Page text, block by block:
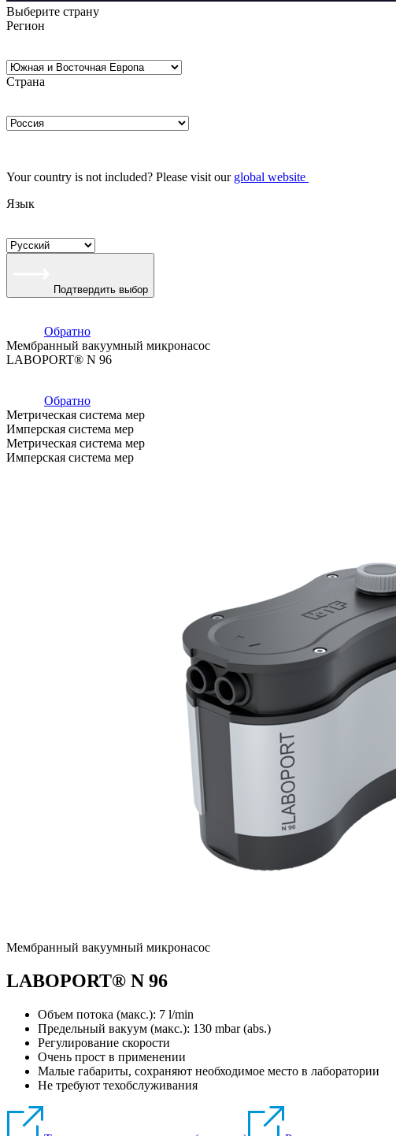
Выберите страну
Регион
Страна
Your country is not included? Please visit our global website
Язык
Подтвердить выбор
Обратно
Мембранный вакуумный микронасос
LABOPORT® N 96
Обратно
Метрическая система мер
Имперская система мер
Метрическая система мер
Имперская система мер
Мембранный вакуумный микронасос
LABOPORT® N 96
Объем потока (макс.): 7 l/min
Предельный вакуум (макс.): 130 mbar (abs.)
Регулирование скорости
Очень прост в применении
Малые габариты, сохраняют необходимое место в лаборатории
Не требуют техобслуживания